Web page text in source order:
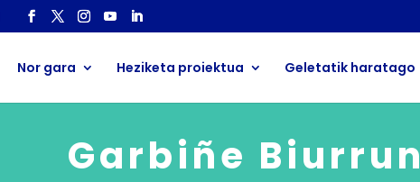
Nor gara Heziketa proiektua Geletatik haratago
Garbiñe Biurrun